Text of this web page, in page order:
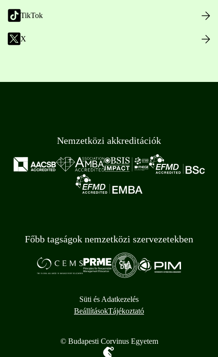
TikTok
X
Nemzetközi akkreditációk
Főbb tagságok nemzetközi szervezetekben
Süti és Adatkezelés
BeállításokTájékoztató
© Budapesti Corvinus Egyetem